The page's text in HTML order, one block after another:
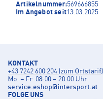
Artikelnummer:569666855
Im Angebot seit13.03.2025
KONTAKT
+43 7242 600 204 (zum Ortstarif)
Mo. – Fr. 08:00 – 20:00 Uhr
service.eshop@intersport.at
FOLGE UNS